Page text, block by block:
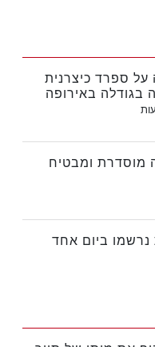
על ספרד כיצרנית
בגודלה באירופה
מוסדרת ומבטיח